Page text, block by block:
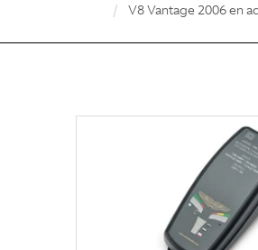
V8 Vantage 2006 en